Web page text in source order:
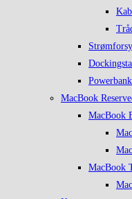
MacBook
MacBook
MacBook